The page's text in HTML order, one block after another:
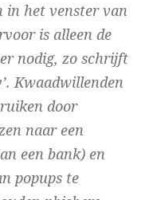
in het venster van
is alleen de
nodig, zo schrijft
Kwaadwillenden
door
naar een
een bank) en
popups te